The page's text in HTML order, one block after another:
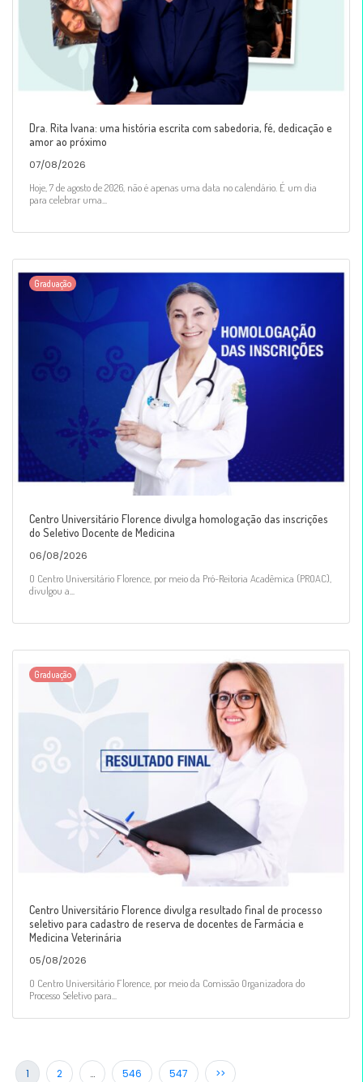
Dra. Rita Ivana: uma história escrita com sabedoria, fé, dedicação e
amor ao próximo
07/08/2026
Hoje, 7 de agosto de 2026, não é apenas uma data no calendário. É um dia
para celebrar uma...
Graduação
Centro Universitário Florence divulga homologação das inscrições
do Seletivo Docente de Medicina
06/08/2026
O Centro Universitário Florence, por meio da Pró-Reitoria Acadêmica (PROAC),
divulgou a...
Graduação
Centro Universitário Florence divulga resultado final de processo
seletivo para cadastro de reserva de docentes de Farmácia e
Medicina Veterinária
05/08/2026
O Centro Universitário Florence, por meio da Comissão Organizadora do
Processo Seletivo para...
1 2 … 546 547 >>